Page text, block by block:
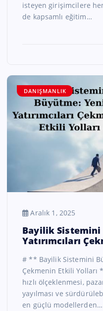
isteyen girişimcilere
de kapsamlı eğitim…
DANIŞMANLIK
Aralık 1, 2025
Bayilik Sistemini
Yatırımcıları
# ** Bayilik Sistemini
Çekmenin Etkili Yolları
hızlı ölçeklenmesi,
yayılması ve
en güçlü modellerden…